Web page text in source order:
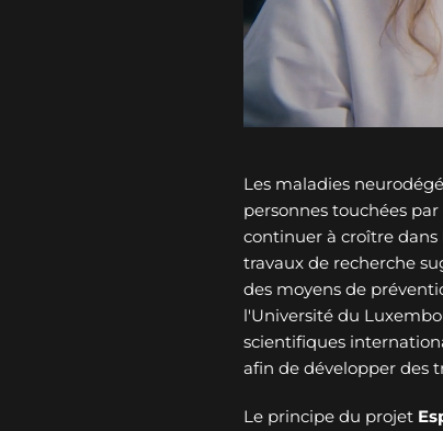
Les maladies
personnes touchées
continuer à croître dans
travaux de recherche
des moyens de
l'Université du
scientifiques
afin de développer des
Le principe du projet